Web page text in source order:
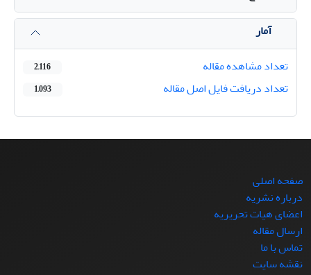
آمار
تعداد مشاهده مقاله
2,116
تعداد دریافت فایل اصل مقاله 1,093
صفحه اصلی
درباره نشریه
اعضای هیات تحریریه
ارسال مقاله
تماس با ما
نقشه سایت